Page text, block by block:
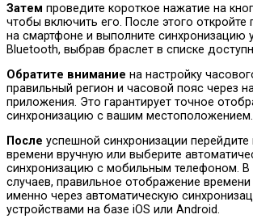
Затем проведите короткое нажатие на
чтобы включить его. После этого откройте
на смартфоне и выполните синхронизацию
Bluetooth, выбрав браслет в списке
Обратите внимание на настройку
правильный регион и часовой пояс через
приложения. Это гарантирует точное
синхронизацию с вашим местоположением.
После успешной синхронизации перейдите
времени вручную или выберите
синхронизацию с мобильным телефоном. В
случаев, правильное отображение времени
именно через автоматическую
устройствами на базе iOS или Android.